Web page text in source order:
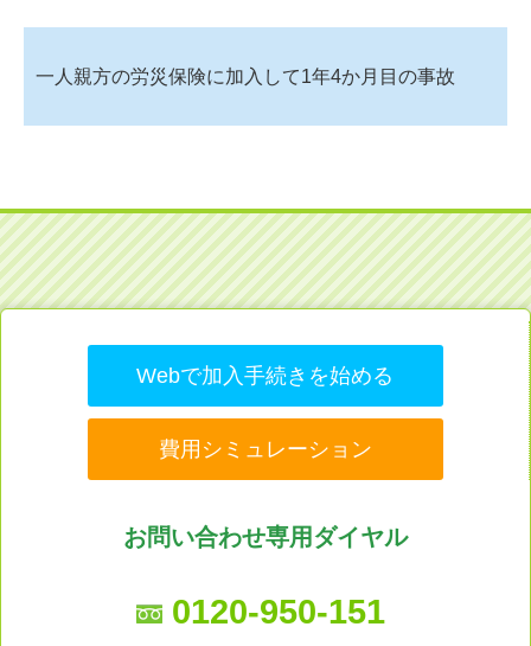
一人親方の労災保険に加入して1年4か月目の事故
Webで加入手続きを始める
費用シミュレーション
お問い合わせ専用ダイヤル
0120-950-151